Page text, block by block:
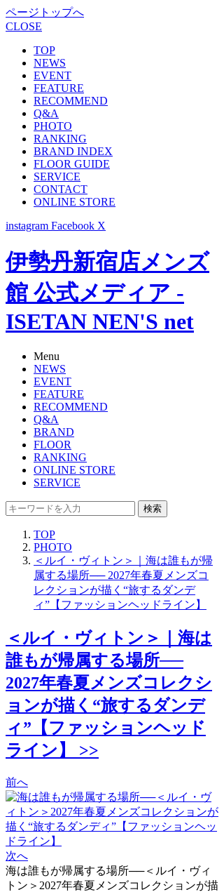
ページトップへ
CLOSE
TOP
NEWS
EVENT
FEATURE
RECOMMEND
Q&A
PHOTO
RANKING
BRAND INDEX
FLOOR GUIDE
SERVICE
CONTACT
ONLINE STORE
instagram Facebook X
伊勢丹新宿店メンズ
館 公式メディア -
ISETAN NEN'S net
Menu
NEWS
EVENT
FEATURE
RECOMMEND
Q&A
BRAND
FLOOR
RANKING
ONLINE STORE
SERVICE
検索
TOP
PHOTO
＜ルイ・ヴィトン＞｜海は誰もが帰
属する場所── 2027年春夏メンズコ
レクションが描く“旅するダンデ
ィ”【ファッションヘッドライン】
＜ルイ・ヴィトン＞｜海は
誰もが帰属する場所──
2027年春夏メンズコレクシ
ョンが描く“旅するダンデ
ィ”【ファッションヘッド
ライン】 >>
前へ
次へ
海は誰もが帰属する場所──＜ルイ・ヴィ
トン＞2027年春夏メンズコレクションが描